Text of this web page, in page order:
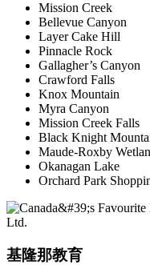
Mission Creek
Bellevue Canyon
Layer Cake Hill
Pinnacle Rock
Gallagher’s Canyon
Crawford Falls
Knox Mountain
Myra Canyon
Mission Creek Falls
Black Knight
Maude-Roxby
Okanagan Lake
Orchard Park
基隆那教育